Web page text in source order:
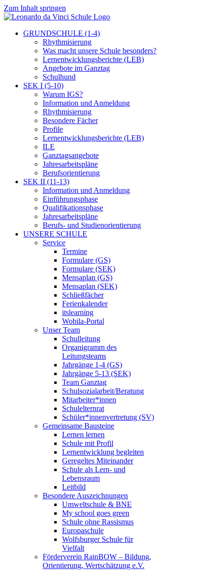
Zum Inhalt springen
GRUNDSCHULE (1-4)
Rhythmisierung
Was macht unsere Schule besonders?
Lernentwicklungsberichte (LEB)
Angebote im Ganztag
Schulhund
SEK I (5-10)
Warum IGS?
Information und Anmeldung
Rhythmisierung
Besondere Fächer
Profile
Lernentwicklungsberichte (LEB)
ILE
Ganztagsangebote
Jahresarbeitspläne
Berufsorientierung
SEK II (11-13)
Information und Anmeldung
Einführungsphase
Qualifikationsphase
Jahresarbeitspläne
Berufs- und Studienorientierung
UNSERE SCHULE
Service
Termine
Formulare (GS)
Formulare (SEK)
Mensaplan (GS)
Mensaplan (SEK)
Schließfächer
Ferienkalender
itslearning
Wobila-Portal
Unser Team
Schulleitung
Organigramm des
Leitungsteams
Jahrgänge 1-4 (GS)
Jahrgänge 5-13 (SEK)
Team Ganztag
Schulsozialarbeit/Beratung
Mitarbeiter*innen
Schulelternrat
Schüler*innenvertretung (SV)
Gemeinsame Bausteine
Lernen lernen
Schule mit Profil
Lernentwicklung begleiten
Geregeltes Miteinander
Schule als Lern- und
Lebensraum
Leitbild
Besondere Auszeichnungen
Umweltschule & BNE
My school goes green
Schule ohne Rassismus
Europaschule
Wolfsburger Schule für
Vielfalt
Förderverein RainBOW – Bildung,
Orientierung, Wertschätzung e.V.